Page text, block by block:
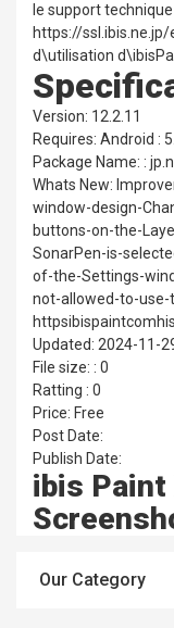
le support
https://
d\utilisation
Version: 12.2.11
Requires: Android :
Package Name: :
Whats New:
window-design-
buttons-on-the-
SonarPen-is-
of-the-Settings-
not-allowed-to-
Updated: 2024-11-
File size: : 0
Ratting : 0
Price: Free
Post Date:
Publish Date:
ibis Paint
Our Category